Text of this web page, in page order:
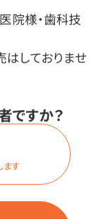
院様・歯科技
しておりませ
ですか？
ます
すが、作業性を優